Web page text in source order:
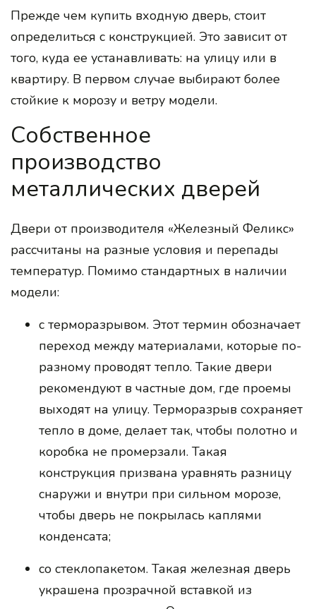
Прежде чем купить входную дверь, стоит
определиться с конструкцией. Это зависит от
того, куда ее устанавливать: на улицу или в
квартиру. В первом случае выбирают более
стойкие к морозу и ветру модели.
Собственное
производство
металлических дверей
Двери от производителя «Железный Феликс»
рассчитаны на разные условия и перепады
температур. Помимо стандартных в наличии
модели:
с терморазрывом. Этот термин обозначает
переход между материалами, которые по-
разному проводят тепло. Такие двери
рекомендуют в частные дом, где проемы
выходят на улицу. Терморазрыв сохраняет
тепло в доме, делает так, чтобы полотно и
коробка не промерзали. Такая
конструкция призвана уравнять разницу
снаружи и внутри при сильном морозе,
чтобы дверь не покрылась каплями
конденсата;
со стеклопакетом. Такая железная дверь
украшена прозрачной вставкой из